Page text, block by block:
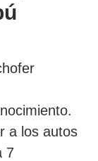
a los autos
7